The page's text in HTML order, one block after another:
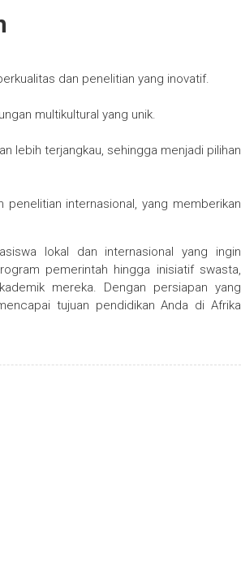
dan penelitian yang inovatif.
multikultural yang unik.
lebih terjangkau, sehingga menjadi pilihan
internasional, yang memberikan
lokal dan internasional yang ingin
pemerintah hingga inisiatif swasta,
mereka. Dengan persiapan yang
tujuan pendidikan Anda di Afrika